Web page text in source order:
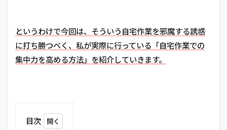
というわけで今回は、そういう自宅作業を邪魔する誘惑
に打ち勝つべく、私が実際に行っている「自宅作業での
集中力を高める方法」を紹介していきます。
目次